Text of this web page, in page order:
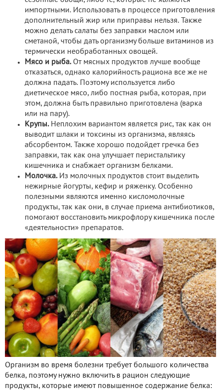
импортными. Использовать в процессе приготовления
дополнительный жир или приправы нельзя. Также
можно делать салаты без заправки маслом или
сметаной, чтобы дать организму больше витаминов из
термически необработанных овощей.
Мясо и рыба.От мясных продуктов лучше вообще
отказаться, однако калорийность рациона все же не
должна падать. Поэтому используется либо
диетическое мясо, либо постная рыба, которая, при
этом, должна быть правильно приготовлена (варка
или на пару).
Крупы.Неплохим вариантом является рис, так как он
выводит шлаки и токсины из организма, являясь
абсорбентом. Также хорошо подойдет гречка без
заправки, так как она улучшает перистальтику
кишечника и снабжает организм белками.
Молочка.Из молочных продуктов стоит выделить
нежирные йогурты, кефир и ряженку. Особенно
полезными являются именно кисломолочные
продукты, так как они, в случае приема антибиотиков,
помогают восстановить микрофлору кишечника после
«деятельности» препаратов.
Организм во время болезни требует большого количества
белка, поэтому нужно включить в рацион следующие
продукты, которые имеют повышенное содержание белка: